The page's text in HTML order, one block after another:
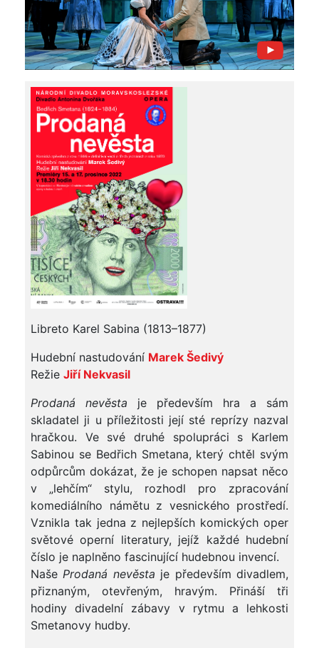
Libreto Karel Sabina (1813–1877)
Hudební nastudování Marek Šedivý
Režie Jiří Nekvasil
Prodaná nevěsta je především hra a sám
skladatel ji u příležitosti její sté reprízy nazval
hračkou. Ve své druhé spolupráci s Karlem
Sabinou se Bedřich Smetana, který chtěl svým
odpůrcům dokázat, že je schopen napsat něco
v „lehčím“ stylu, rozhodl pro zpracování
komediálního námětu z vesnického prostředí.
Vznikla tak jedna z nejlepších komických oper
světové operní literatury, jejíž každé hudební
číslo je naplněno fascinující hudebnou invencí.
NašeProdaná nevěsta je především divadlem,
přiznaným, otevřeným, hravým. Přináší tři
hodiny divadelní zábavy v rytmu a lehkosti
Smetanovy hudby.